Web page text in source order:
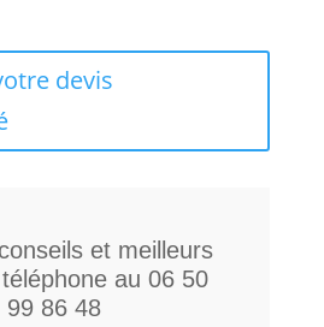
devis
et meilleurs
au 06 50
99 86 48